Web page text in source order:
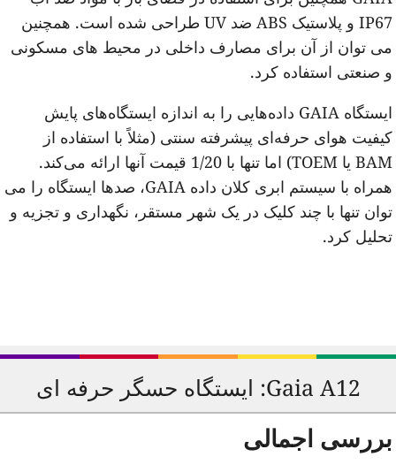
IP67 و پلاستیک ABS ضد UV طراحی شده است. همچنین
توان از آن برای مصارف داخلی در محیط های مسکونی
صنعتی استفاده کرد.
ایستگاه GAIA داده‌هایی را به اندازه ایستگاه‌های پایش
هوای حرفه‌ای پیشرفته سنتی (مثلاً با استفاده از
BAM یا TOEM) اما تنها با 1/20 قیمت آنها ارائه می‌کند.
همراه با سیستم ابری کلان داده GAIA، صدها ایستگاه را می
تنها با چند کلیک در یک شهر مستقر، نگهداری و تجزیه و
کرد.
Gaia A12: ایستگاه حسگر حرفه ای
اجمالی